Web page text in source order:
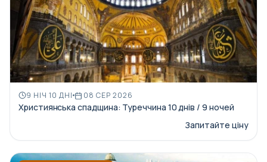
9 НІЧ 10 ДНІ 08 СЕР 2026
Християнська спадщина: Туреччина 10 днів / 9 ночей
Запитайте ціну